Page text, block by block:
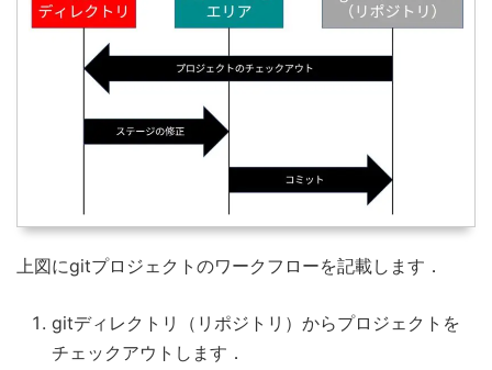
上図にgitプロジェクトのワークフローを記載します．
gitディレクトリ（リポジトリ）からプロジェクトを
チェックアウトします．